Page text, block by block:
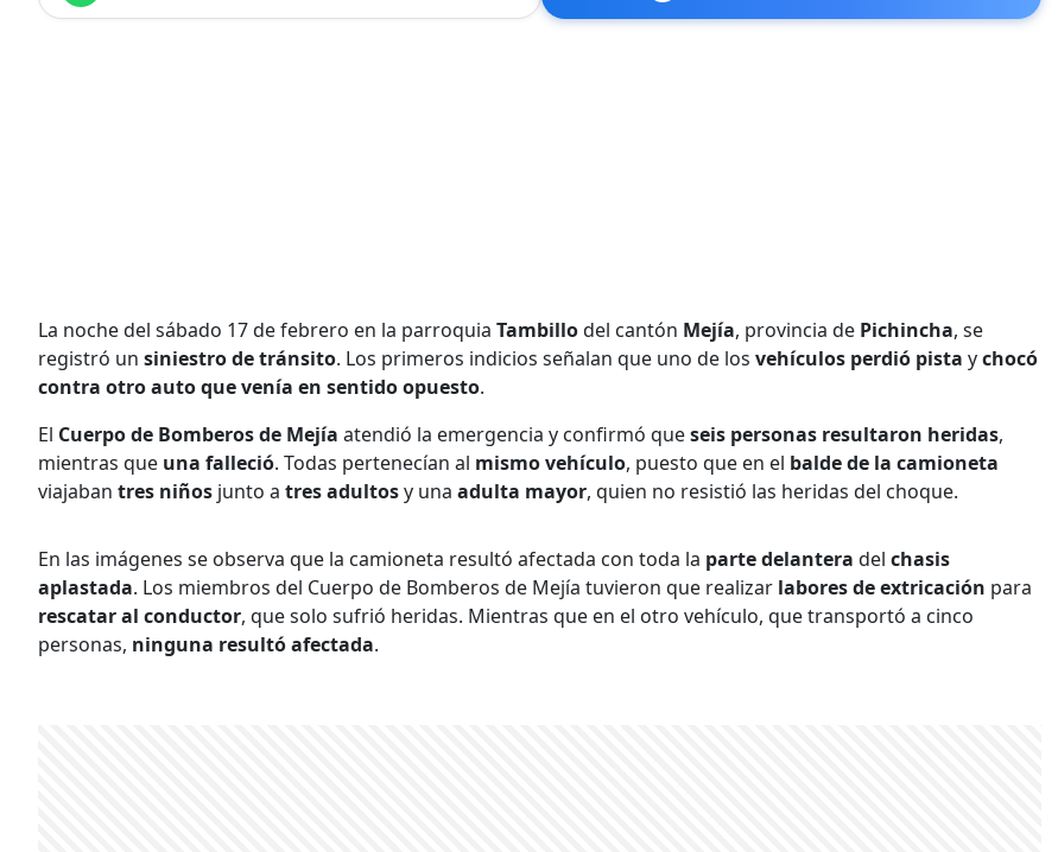
La noche del sábado 17 de febrero en la parroquia Tambillodel cantón Mejía, provincia de Pichincha, se
registró un siniestro de tránsito. Los primeros indicios señalan que uno de los vehículos perdió pista ychocó
contra otro auto que venía en sentido opuesto.
El Cuerpo de Bomberos de Mejía atendió la emergencia y confirmó queseis personas resultaron heridas,
mientras que una falleció. Todas pertenecían al mismo vehículo, puesto que en el balde de la camioneta
viajaban tres niños junto a tres adultosy una adulta mayor, quien no resistió las heridas del choque.
En las imágenes se observa que la camioneta resultó afectada con toda la parte delantera del chasis
aplastada. Los miembros del Cuerpo de Bomberos de Mejía tuvieron que realizar labores de extricación para
rescatar al conductor, que solo sufrió heridas. Mientras que en el otro vehículo, que transportó a cinco
personas, ninguna resultó afectada.